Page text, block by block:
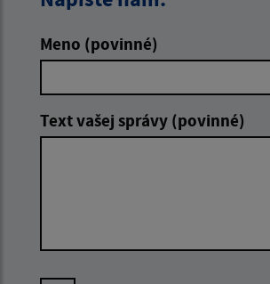
Meno (povinné)
Text vašej správy (povinné)